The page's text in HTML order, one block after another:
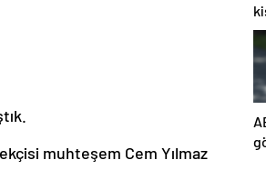
muhteşem Cem Yılmaz